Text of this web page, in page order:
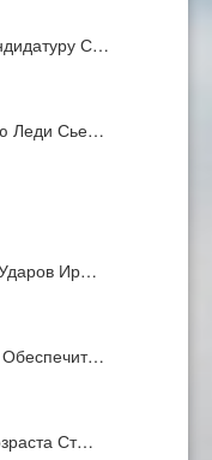
С…
Леди Сье…
Ир…
Обеспечит…
Ст…